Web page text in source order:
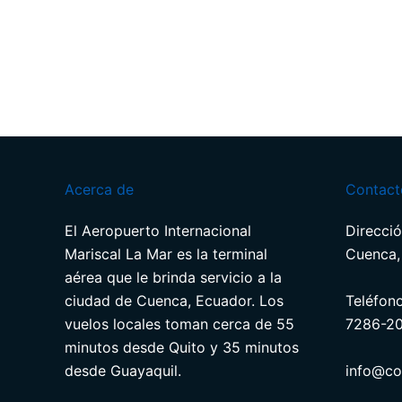
Acerca de
El Aeropuerto Internacional
Mariscal La Mar es la terminal
aérea que le brinda servicio a la
ciudad de Cuenca, Ecuador. Los
vuelos locales toman cerca de 55
minutos desde Quito y 35 minutos
desde Guayaquil.
7286-